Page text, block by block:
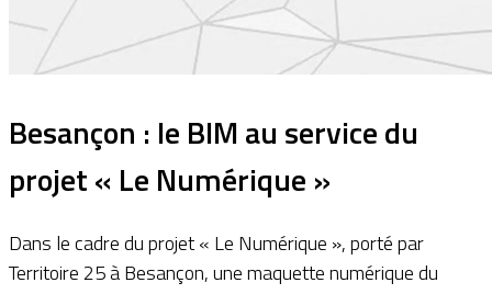
Besançon : le BIM au service du
projet « Le Numérique »
Dans le cadre du projet « Le Numérique », porté par
Territoire 25 à Besançon, une maquette numérique du